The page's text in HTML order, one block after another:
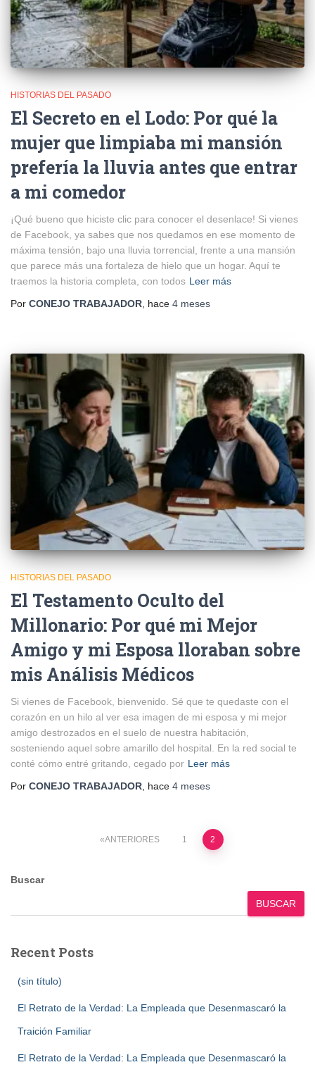
HISTORIAS DEL PASADO
El Secreto en el Lodo: Por qué la
mujer que limpiaba mi mansión
prefería la lluvia antes que entrar
a mi comedor
¡Qué bueno que hiciste clic para conocer el desenlace! Si vienes
de Facebook, ya sabes que nos quedamos en ese momento de
máxima tensión, bajo una lluvia torrencial, frente a una mansión
que parece más una fortaleza de hielo que un hogar. Aquí te
traemos la historia completa, con todos Leer más
Por CONEJO TRABAJADOR , hace 4 meses
HISTORIAS DEL PASADO
El Testamento Oculto del
Millonario: Por qué mi Mejor
Amigo y mi Esposa lloraban sobre
mis Análisis Médicos
Si vienes de Facebook, bienvenido. Sé que te quedaste con el
corazón en un hilo al ver esa imagen de mi esposa y mi mejor
amigo destrozados en el suelo de nuestra habitación,
sosteniendo aquel sobre amarillo del hospital. En la red social te
conté cómo entré gritando, cegado por Leer más
Por CONEJO TRABAJADOR , hace 4 meses
Paginación
de
ANTERIORES 1 2
Buscar
BUSCAR
Recent Posts
(sin título)
El Retrato de la Verdad: La Empleada que Desenmascaró la
Traición Familiar
El Retrato de la Verdad: La Empleada que Desenmascaró la